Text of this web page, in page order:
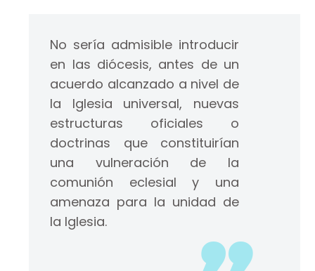
No sería admisible introducir
en las diócesis, antes de un
acuerdo alcanzado a nivel de
la Iglesia universal, nuevas
estructuras oficiales o
doctrinas que constituirían
una vulneración de la
comunión eclesial y una
amenaza para la unidad de
la Iglesia.